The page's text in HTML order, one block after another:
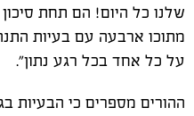
מתוכו ארבעה עם בעיות
על כל אחד בכל רגע נתון".
ההורים מספרים כי הבעיות